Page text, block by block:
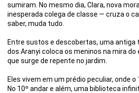
sumiram. No mesmo dia, Clara, nova
inesperada colega de classe — cruza o
saber, muda tudo.
Entre sustos e descobertas, uma antiga
dos Aranyi coloca os meninos na mira
que surge de repente no jardim.
Eles vivem em um prédio peculiar, onde o
No 10º andar e além, uma biblioteca